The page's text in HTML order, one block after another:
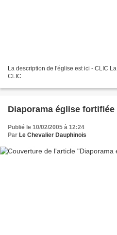
La description de l'église est ici - CLIC
CLIC
Diaporama église
Publié le 10/02/2005 à 12:24
Par Le Chevalier Dauphinois